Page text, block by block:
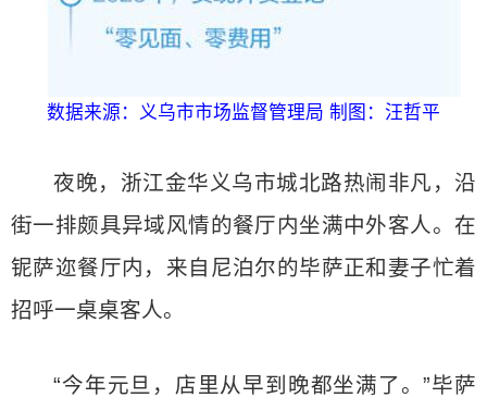
数据来源：义乌市市场监督管理局 制图：汪哲平
夜晚，浙江金华义乌市城北路热闹非凡，沿
街一排颇具异域风情的餐厅内坐满中外客人。在
铌萨迩餐厅内，来自尼泊尔的毕萨正和妻子忙着
招呼一桌桌客人。
“今年元旦，店里从早到晚都坐满了。”毕萨